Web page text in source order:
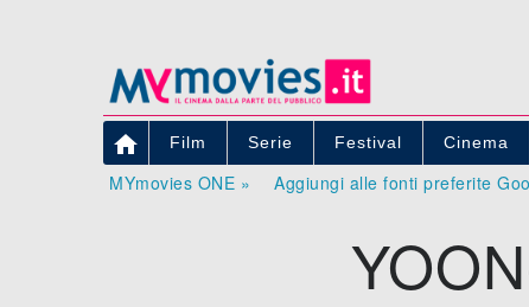
 Film Serie Festival Cinema
MYmovies ONE » Aggiungi alle fonti preferite